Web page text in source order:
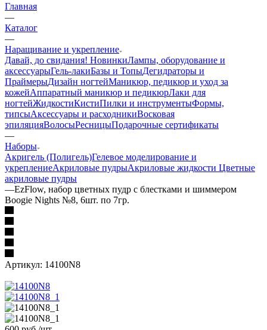
Главная
—
Каталог
—
Наращивание и укрепление
Давай, до свидания! НовинкиЛампы, оборудование и
аксессуарыГель-лакиБазы и ТопыДегидраторы и
ПраймерыДизайн ногтейМаникюр, педикюр и уход за
кожейАппаратный маникюр и педикюрЛаки для
ногтейЖидкостиКистиПилки и инструментыФормы,
типсыАксессуары и расходникиВосковая
эпиляцияВолосыРесницыПодарочные сертификаты
—
Наборы
Акригель (Полигель)Гелевое моделирование и
укреплениеАкриловые пудрыАкриловые жидкости Цветные
акриловые пудры
—EzFlow, набор цветных пудр с блестками и шиммером
Boogie Nights №8, 6шт. по 7гр.
Артикул: 14100N8